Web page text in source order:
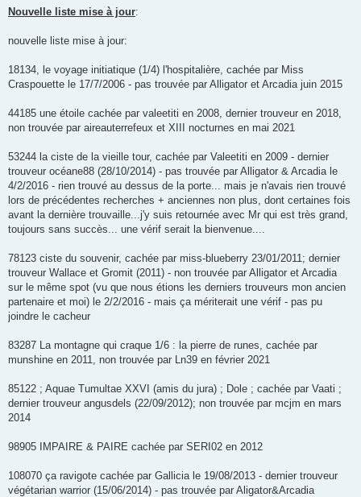
Nouvelle liste mise à jour:
nouvelle liste mise à jour:
18134, le voyage initiatique (1/4) l'hospitalière, cachée par Miss
Craspouette le 17/7/2006 - pas trouvée par Alligator et Arcadia juin 2015
44185 une étoile cachée par valeetiti en 2008, dernier trouveur en 2018,
non trouvée par aireauterrefeux et XIII nocturnes en mai 2021
53244 la ciste de la vieille tour, cachée par Valeetiti en 2009 - dernier
trouveur océane88 (28/10/2014) - pas trouvée par Alligator & Arcadia le
4/2/2016 - rien trouvé au dessus de la porte... mais je n'avais rien trouvé
lors de précédentes recherches + anciennes non plus, dont certaines fois
avant la dernière trouvaille...j'y suis retournée avec Mr qui est très grand,
toujours sans succès... une vérif serait la bienvenue....
78123 ciste du souvenir, cachée par miss-blueberry 23/01/2011; dernier
trouveur Wallace et Gromit (2011) - non trouvée par Alligator et Arcadia
sur le même spot (vu que nous étions les derniers trouveurs mon ancien
partenaire et moi) le 2/2/2016 - mais ça mériterait une vérif - pas pu
joindre le cacheur
83287 La montagne qui craque 1/6 : la pierre de runes, cachée par
munshine en 2011, non trouvée par Ln39 en février 2021
85122 ; Aquae Tumultae XXVI (amis du jura) ; Dole ; cachée par Vaati ;
dernier trouveur angusdels (22/09/2012); non trouvée par mcjm en mars
2014
98905 IMPAIRE & PAIRE cachée par SERI02 en 2012
108070 ça ravigote cachée par Gallicia le 19/08/2013 - dernier trouveur
végétarian warrior (15/06/2014) - pas trouvée par Aligator&Arcadia